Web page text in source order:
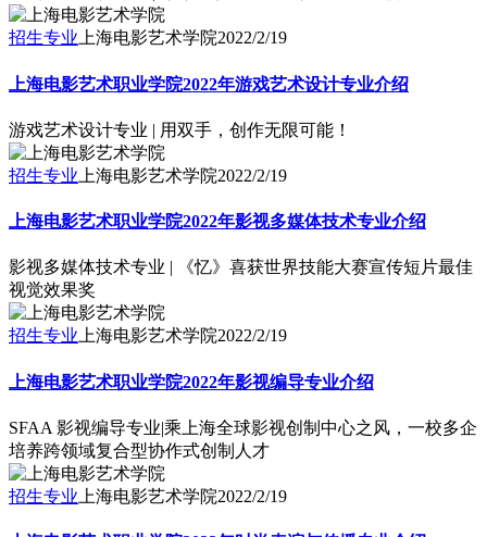
招生专业 上海电影艺术学院2022/2/19
上海电影艺术职业学院2022年游戏艺术设计专业介绍
游戏艺术设计专业 | 用双手，创作无限可能！
招生专业 上海电影艺术学院2022/2/19
上海电影艺术职业学院2022年影视多媒体技术专业介绍
影视多媒体技术专业 | 《忆》喜获世界技能大赛宣传短片最佳
视觉效果奖
招生专业 上海电影艺术学院2022/2/19
上海电影艺术职业学院2022年影视编导专业介绍
SFAA 影视编导专业|乘上海全球影视创制中心之风，一校多企
培养跨领域复合型协作式创制人才
招生专业 上海电影艺术学院2022/2/19